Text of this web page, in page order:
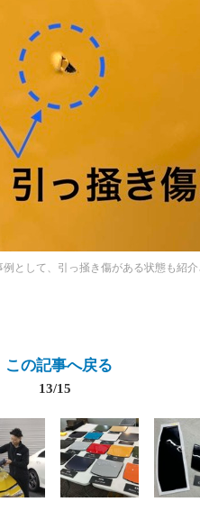
として、引っ掻き傷がある状態も紹
この記事へ戻る
13/15